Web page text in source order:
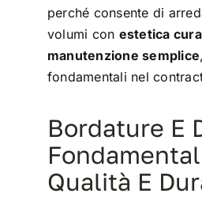
perché consente di
volumi con estetica
manutenzione semplice
fondamentali nel
Bordature E
Qualità E